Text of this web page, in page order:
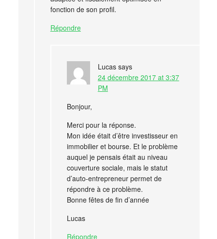
fonction de son profil.
Répondre
Lucas says
24 décembre 2017 at 3:37
PM
Bonjour,
Merci pour la réponse.
Mon idée était d’être investisseur en
immobilier et bourse. Et le problème
auquel je pensais était au niveau
couverture sociale, mais le statut
d’auto-entrepreneur permet de
répondre à ce problème.
Bonne fêtes de fin d’année
Lucas
Répondre